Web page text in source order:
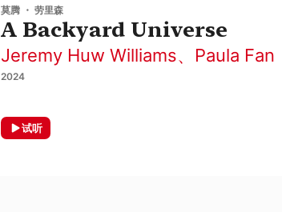
莫腾 ・ 劳里森
A Backyard Universe
Jeremy Huw Williams、 Paula Fan
2024
试听